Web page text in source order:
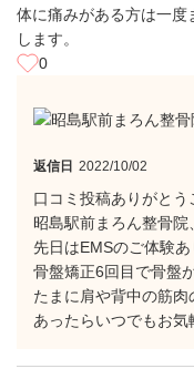
体に痛みがある方は一度
します。
0
返信日 2022/10/02
口コミ投稿ありがとう
昭島駅前まろん整骨院
先日はEMSのご体験あ
骨盤矯正6回目で骨盤
たまに肩や背中の筋
あったらいつでもお気